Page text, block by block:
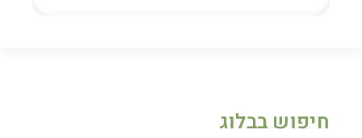
חיפוש בבלוג